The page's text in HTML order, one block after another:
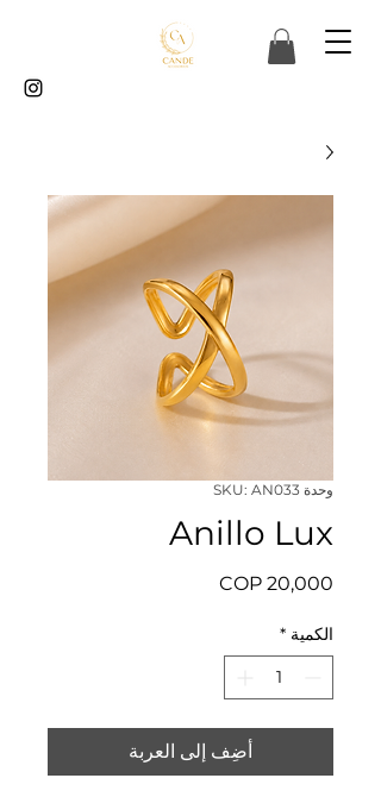
وحدة SKU: AN033
Anillo Lux
السعر
الكمية *
أضِف إلى العربة